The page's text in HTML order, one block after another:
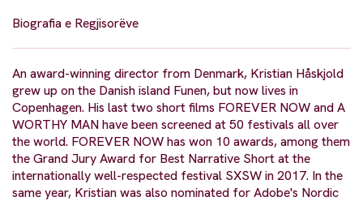
Biografia e Regjisorëve
An award-winning director from Denmark, Kristian Håskjold
grew up on the Danish island Funen, but now lives in
Copenhagen. His last two short films FOREVER NOW and A
WORTHY MAN have been screened at 50 festivals all over
the world. FOREVER NOW has won 10 awards, among them
the Grand Jury Award for Best Narrative Short at the
internationally well-respected festival SXSW in 2017. In the
same year, Kristian was also nominated for Adobe's Nordic